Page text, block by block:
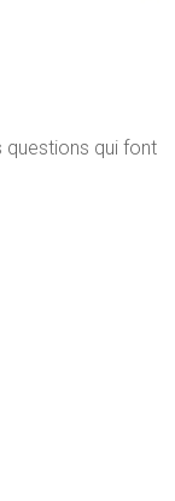
qui font